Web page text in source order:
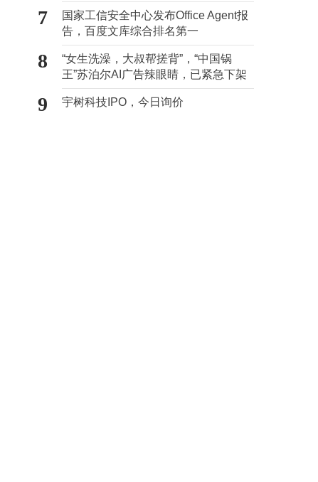
7
国家工信安全中心发布Office Agent报
告，百度文库综合排名第一
8
“女生洗澡，大叔帮搓背”，“中国锅
王”苏泊尔AI广告辣眼睛，已紧急下架
9 宇树科技IPO，今日询价